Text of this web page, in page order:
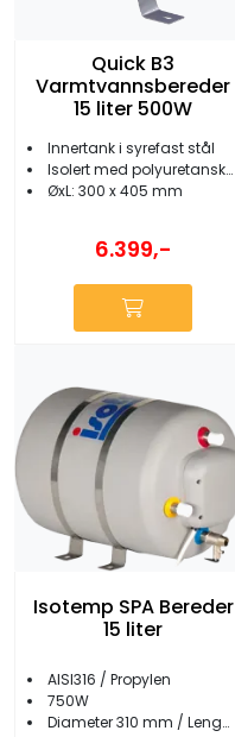
Quick B3
Varmtvannsbereder
15 liter 500W
Innertank i syrefast stål
Isolert med polyuretanskum
ØxL: 300 x 405 mm
6.399,-
Isotemp SPA Bereder
15 liter
AISI316 / Propylen
750W
Diameter 310 mm / Lengde 450 mm